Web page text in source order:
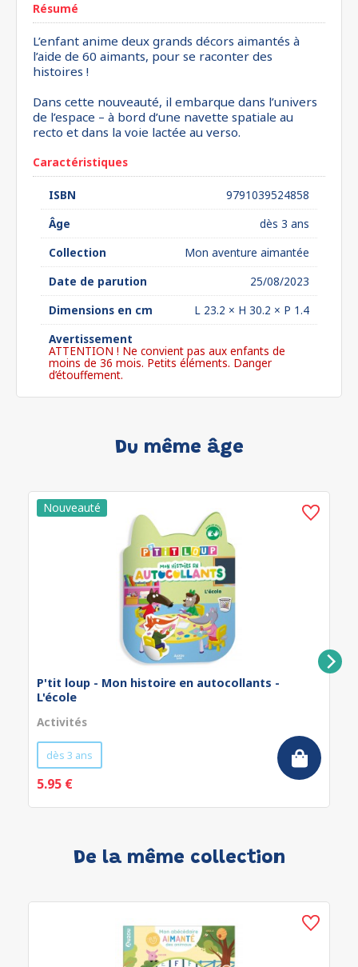
Résumé
L’enfant anime deux grands décors aimantés à
l’aide de 60 aimants, pour se raconter des
histoires !
Dans cette nouveauté, il embarque dans l’univers
de l’espace – à bord d’une navette spatiale au
recto et dans la voie lactée au verso.
Caractéristiques
ISBN
9791039524858
Âge
dès 3 ans
Collection
Mon aventure aimantée
Date de parution
25/08/2023
Dimensions en cm
L 23.2 × H 30.2 × P 1.4
Avertissement
ATTENTION ! Ne convient pas aux enfants de
moins de 36 mois. Petits éléments. Danger
d’étouffement.
Du même âge
P'tit loup - Mon histoire en autocollants -
L'école
Activités
dès 3 ans
5.95 €
De la même collection